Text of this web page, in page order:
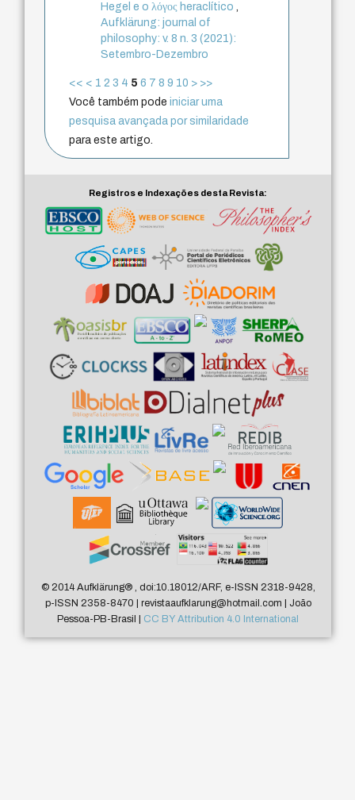
Hegel e o λόγος heraclítico,
Aufklärung: journal of
philosophy: v. 8 n. 3 (2021):
Setembro-Dezembro
<< < 1 2 3 4 5 6 7 8 9 10 > >>
Você também podeiniciar uma
pesquisa avançada por similaridade
para este artigo.
Registros e Indexações desta Revista:
© 2014 Aufklärung®, doi:10.18012/ARF, e-ISSN 2318-9428,
p-ISSN 2358-8470 | revistaaufklarung@hotmail.com | João
Pessoa-PB-Brasil | CC BY Attribution 4.0 International